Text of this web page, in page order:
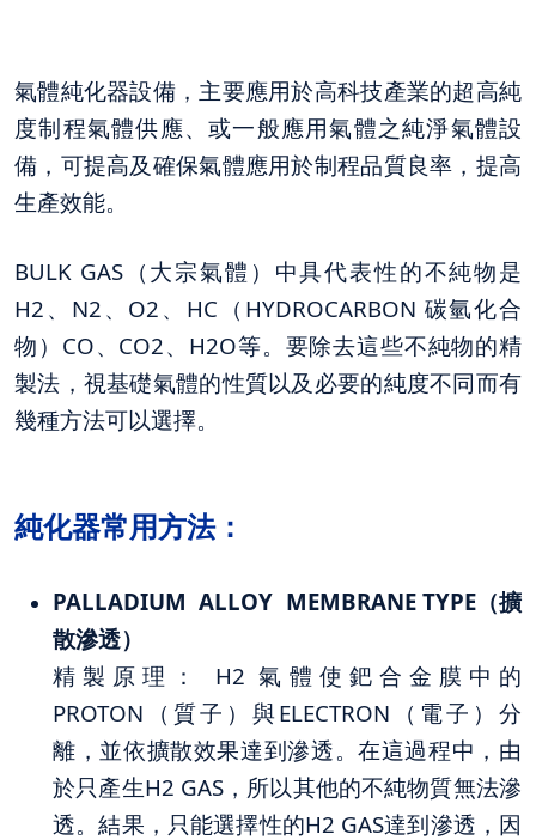
氣體純化器設備，主要應用於高科技產業的超高純
度制程氣體供應、或一般應用氣體之純淨氣體設
備，可提高及確保氣體應用於制程品質良率，提高
生產效能。
BULK GAS（大宗氣體）中具代表性的不純物是
H2、N2、O2、HC（HYDROCARBON 碳氫化合
物）CO、CO2、H2O等。要除去這些不純物的精
製法，視基礎氣體的性質以及必要的純度不同而有
幾種方法可以選擇。
純化器常用方法：
PALLADIUM ALLOY MEMBRANE TYPE（擴
散滲透）
精製原理： H2 氣體使鈀合金膜中的
PROTON（質子）與ELECTRON（電子）分
離，並依擴散效果達到滲透。在這過程中，由
於只產生H2 GAS，所以其他的不純物質無法滲
透。結果，只能選擇性的H2 GAS達到滲透，因